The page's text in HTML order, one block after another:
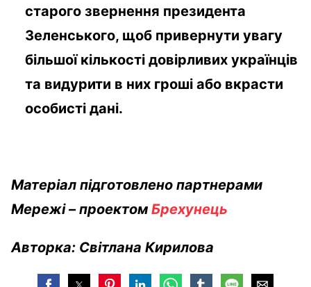
старого звернення президента
Зеленського, щоб привернути увагу
більшої кількості довірливих українців
та видурити в них гроші або вкрасти
особисті дані.
Матеріал підготовлено партнерами
Мережі – проектом Брехунець
Авторка: Світлана Кирилова